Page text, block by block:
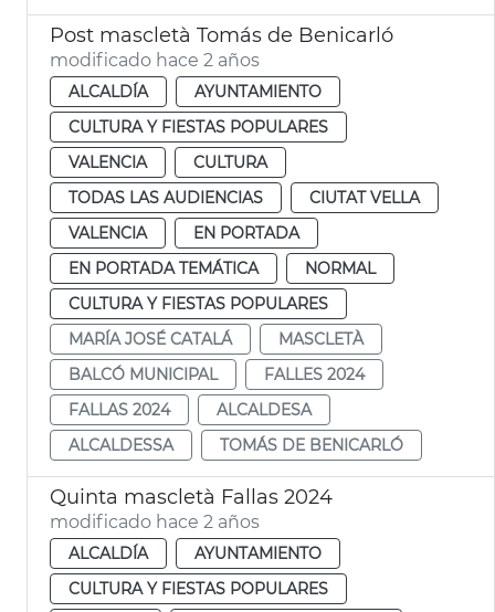
Post mascletà Tomás de Benicarló
modificado hace 2 años
ALCALDÍA
AYUNTAMIENTO
CULTURA Y FIESTAS POPULARES
VALENCIA
CULTURA
TODAS LAS AUDIENCIAS
CIUTAT VELLA
VALENCIA
EN PORTADA
EN PORTADA TEMÁTICA
NORMAL
CULTURA Y FIESTAS POPULARES
MARÍA JOSÉ CATALÁ
MASCLETÀ
BALCÓ MUNICIPAL
FALLES 2024
FALLAS 2024
ALCALDESA
ALCALDESSA
TOMÁS DE BENICARLÓ
Quinta mascletà Fallas 2024
modificado hace 2 años
ALCALDÍA
AYUNTAMIENTO
CULTURA Y FIESTAS POPULARES